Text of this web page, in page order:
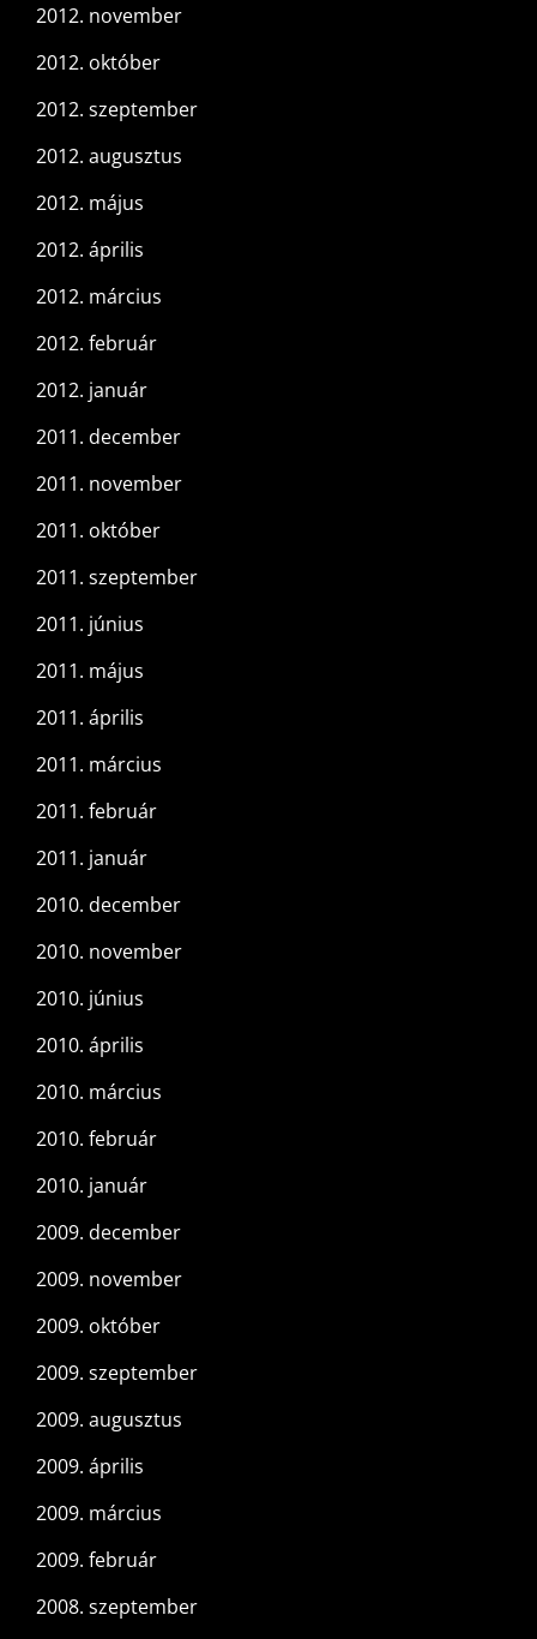
2012. november
2012. október
2012. szeptember
2012. augusztus
2012. május
2012. április
2012. március
2012. február
2012. január
2011. december
2011. november
2011. október
2011. szeptember
2011. június
2011. május
2011. április
2011. március
2011. február
2011. január
2010. december
2010. november
2010. június
2010. április
2010. március
2010. február
2010. január
2009. december
2009. november
2009. október
2009. szeptember
2009. augusztus
2009. április
2009. március
2009. február
2008. szeptember